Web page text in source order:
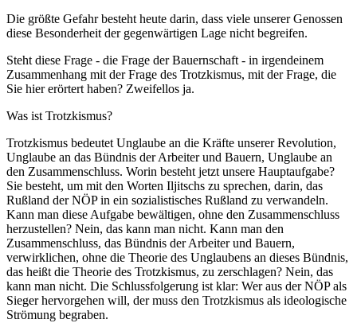
Die größte Gefahr besteht heute darin, dass viele unserer Genossen
diese Besonderheit der gegenwärtigen Lage nicht begreifen.
Steht diese Frage - die Frage der Bauernschaft - in irgendeinem
Zusammenhang mit der Frage des Trotzkismus, mit der Frage, die
Sie hier erörtert haben? Zweifellos ja.
Was ist Trotzkismus?
Trotzkismus bedeutet Unglaube an die Kräfte unserer Revolution,
Unglaube an das Bündnis der Arbeiter und Bauern, Unglaube an
den Zusammenschluss. Worin besteht jetzt unsere Hauptaufgabe?
Sie besteht, um mit den Worten Iljitschs zu sprechen, darin, das
Rußland der NÖP in ein sozialistisches Rußland zu verwandeln.
Kann man diese Aufgabe bewältigen, ohne den Zusammenschluss
herzustellen? Nein, das kann man nicht. Kann man den
Zusammenschluss, das Bündnis der Arbeiter und Bauern,
verwirklichen, ohne die Theorie des Unglaubens an dieses Bündnis,
das heißt die Theorie des Trotzkismus, zu zerschlagen? Nein, das
kann man nicht. Die Schlussfolgerung ist klar: Wer aus der NÖP als
Sieger hervorgehen will, der muss den Trotzkismus als ideologische
Strömung begraben.